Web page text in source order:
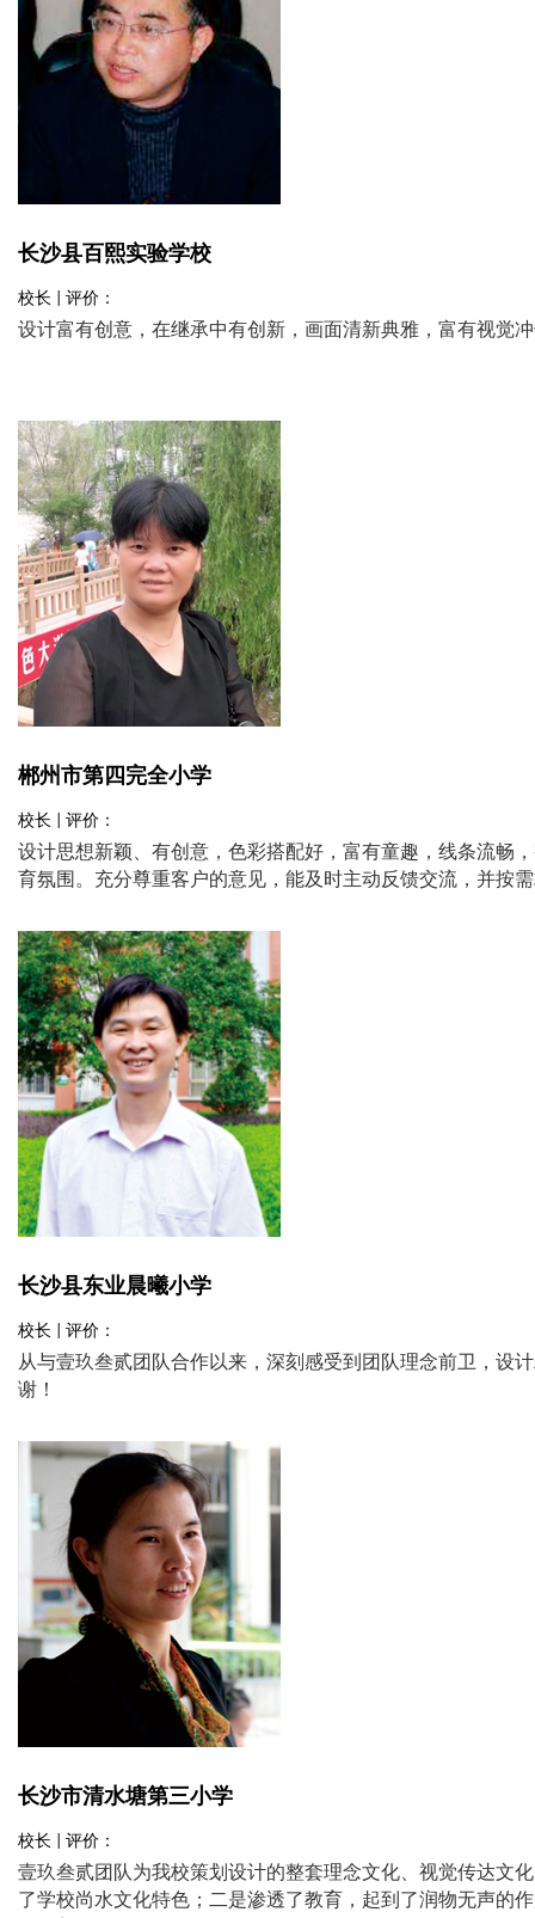
长沙县百熙实验学校
校长 | 评价：
设计富有创意，在继承中有创新，画面清新典雅，富有视觉
郴州市第四完全小学
校长 | 评价：
设计思想新颖、有创意，色彩搭配好，富有童趣，线条流畅
育氛围。充分尊重客户的意见，能及时主动反馈交流，并按
长沙县东业晨曦小学
校长 | 评价：
从与壹玖叁贰团队合作以来，深刻感受到团队理念前卫，设
谢！
长沙市清水塘第三小学
校长 | 评价：
壹玖叁贰团队为我校策划设计的整套理念文化、视觉传达文
了学校尚水文化特色；二是渗透了教育，起到了润物无声的